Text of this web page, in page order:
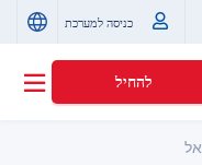
כניסה למערכת
להחיל